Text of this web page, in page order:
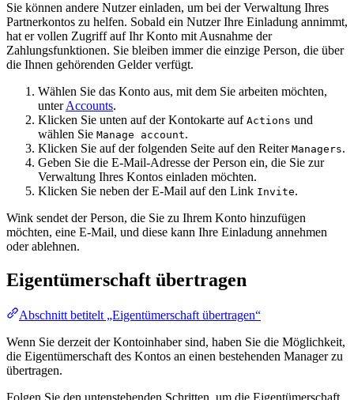
Sie können andere Nutzer einladen, um bei der Verwaltung Ihres
Partnerkontos zu helfen. Sobald ein Nutzer Ihre Einladung annimmt,
hat er vollen Zugriff auf Ihr Konto mit Ausnahme der
Zahlungsfunktionen. Sie bleiben immer die einzige Person, die über
die Ihnen gehörenden Gelder verfügt.
Wählen Sie das Konto aus, mit dem Sie arbeiten möchten,
unterAccounts.
Klicken Sie unten auf der Kontokarte auf Actions und
wählen Sie Manage account.
Klicken Sie auf der folgenden Seite auf den Reiter Managers.
Geben Sie die E-Mail-Adresse der Person ein, die Sie zur
Verwaltung Ihres Kontos einladen möchten.
Klicken Sie neben der E-Mail auf den Link Invite.
Wink sendet der Person, die Sie zu Ihrem Konto hinzufügen
möchten, eine E-Mail, und diese kann Ihre Einladung annehmen
oder ablehnen.
Eigentümerschaft übertragen
Abschnitt betitelt „Eigentümerschaft übertragen“
Wenn Sie derzeit der Kontoinhaber sind, haben Sie die Möglichkeit,
die Eigentümerschaft des Kontos an einen bestehenden Manager zu
übertragen.
Folgen Sie den untenstehenden Schritten, um die Eigentümerschaft